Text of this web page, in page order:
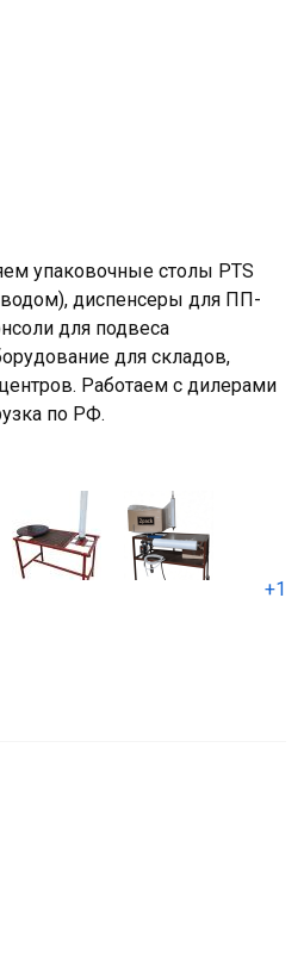
упаковочные столы PTS
диспенсеры для ПП-
для подвеса
для складов,
Работаем с дилерами
по РФ.
+1